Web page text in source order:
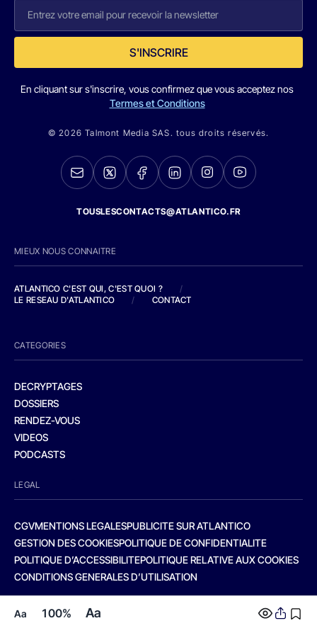
Aa 100% Aa
S'INSCRIRE
En cliquant sur s'inscrire, vous confirmez que vous acceptez nos
Termes et Conditions
© 2026 Talmont Media SAS. tous droits réservés.
TOUSLESCONTACTS@ATLANTICO.FR
MIEUX NOUS CONNAITRE
ATLANTICO C'EST QUI, C'EST QUOI ?
/
LE RESEAU D'ATLANTICO
/ CONTACT
CATEGORIES
DECRYPTAGES
DOSSIERS
RENDEZ-VOUS
VIDEOS
PODCASTS
LEGAL
CGVMENTIONS LEGALESPUBLICITE SUR ATLANTICO
GESTION DES COOKIESPOLITIQUE DE CONFIDENTIALITE
POLITIQUE D’ACCESSIBILITEPOLITIQUE RELATIVE AUX COOKIES
CONDITIONS GENERALES D’UTILISATION